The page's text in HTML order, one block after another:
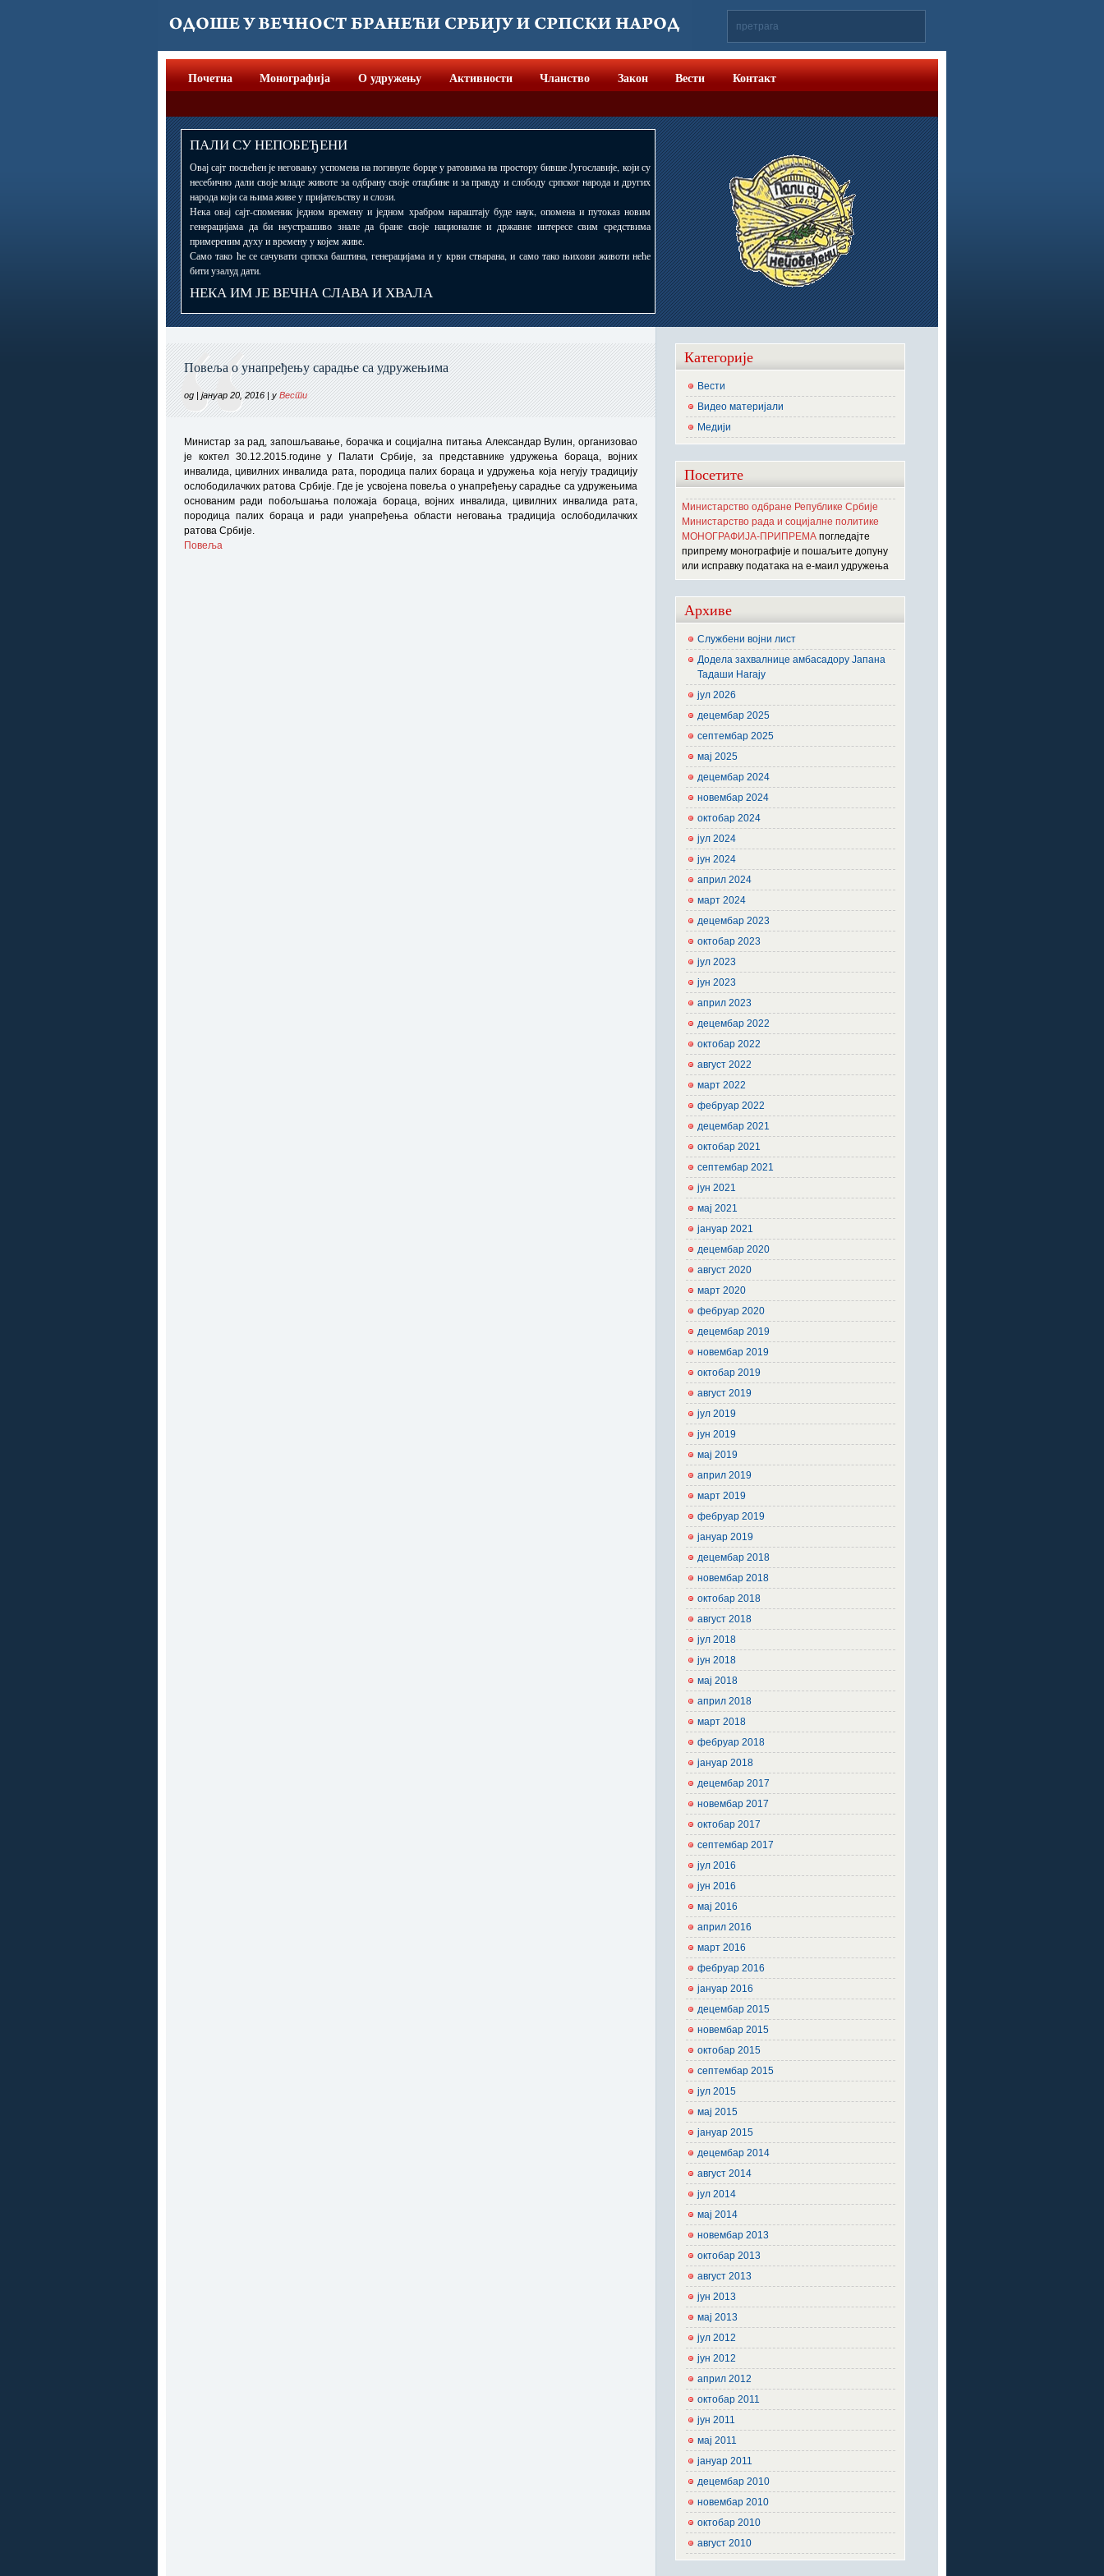
Почетна Монографија О удружењу Активности Чланство Закон Вести Контакт
ПАЛИ СУ НЕПОБЕЂЕНИ
Овај сајт посвећен је неговању успомена на погинуле борце у ратовима на простору бивше Југославије, који су
несебично дали своје младе животе за одбрану своје отаџбине и за правду и слободу српског народа и других
народа који са њима живе у пријатељству и слози.
Нека овај сајт-споменик једном времену и једном храбром нараштају буде наук, опомена и путоказ новим
генерацијама да би неустрашиво знале да бране своје националне и државне интересе свим средствима
примереним духу и времену у којем живе.
Само тако ће се сачувати српска баштина, генерацијама и у крви стварана, и само тако њихови животи неће
бити узалуд дати.
НЕКА ИМ ЈЕ ВЕЧНА СЛАВА И ХВАЛА
Повеља о унапређењу сарадње са удружењима
од | јануар 20, 2016 | уВести
Министар за рад, запошљавање, борачка и социјална питања Александар Вулин, организовао
је коктел 30.12.2015.године у Палати Србије, за представнике удружења бораца, војних
инвалида, цивилних инвалида рата, породица палих бораца и удружења која негују традицију
ослободилачких ратова Србије. Где је усвојена повеља о унапређењу сарадње са удружењима
основаним ради побољшања положаја бораца, војних инвалида, цивилних инвалида рата,
породица палих бораца и ради унапређења области неговања традиција ослободилачких
ратова Србије.
Повеља
Категорије
Вести
Видео материјали
Медији
Посетите
Министарство одбране Републике Србије
Министарство рада и социјалне политике
МОНОГРАФИЈА-ПРИПРЕМА погледајте
припрему монографије и пошаљите допуну
или исправку података на е-маил удружења
Архиве
Службени војни лист
Додела захвалнице амбасадору Јапана
Тадаши Нагају
јул 2026
децембар 2025
септембар 2025
мај 2025
децембар 2024
новембар 2024
октобар 2024
јул 2024
јун 2024
април 2024
март 2024
децембар 2023
октобар 2023
јул 2023
јун 2023
април 2023
децембар 2022
октобар 2022
август 2022
март 2022
фебруар 2022
децембар 2021
октобар 2021
септембар 2021
јун 2021
мај 2021
јануар 2021
децембар 2020
август 2020
март 2020
фебруар 2020
децембар 2019
новембар 2019
октобар 2019
август 2019
јул 2019
јун 2019
мај 2019
април 2019
март 2019
фебруар 2019
јануар 2019
децембар 2018
новембар 2018
октобар 2018
август 2018
јул 2018
јун 2018
мај 2018
април 2018
март 2018
фебруар 2018
јануар 2018
децембар 2017
новембар 2017
октобар 2017
септембар 2017
јул 2016
јун 2016
мај 2016
април 2016
март 2016
фебруар 2016
јануар 2016
децембар 2015
новембар 2015
октобар 2015
септембар 2015
јул 2015
мај 2015
јануар 2015
децембар 2014
август 2014
јул 2014
мај 2014
новембар 2013
октобар 2013
август 2013
јун 2013
мај 2013
јул 2012
јун 2012
април 2012
октобар 2011
јун 2011
мај 2011
јануар 2011
децембар 2010
новембар 2010
октобар 2010
август 2010